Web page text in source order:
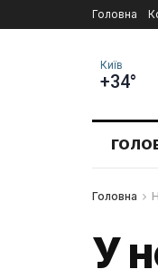
Головна
Київ
+34°
Головна
У